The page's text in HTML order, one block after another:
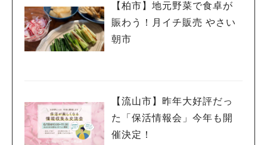
【柏市】地元野菜で食卓が
賑わう！月イチ販売 やさい
朝市
【流山市】昨年大好評だっ
た「保活情報会」今年も開
催決定！